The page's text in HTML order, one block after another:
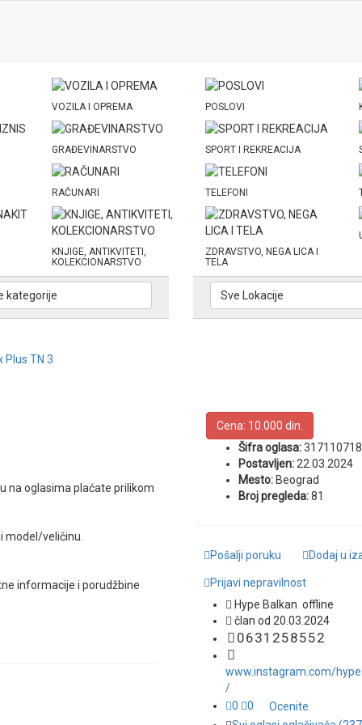
VOZILA I OPREMA POSLOVI
GRAĐEVINARSTVO SPORT I REKREACIJA
RAČUNARI TELEFONI
KNJIGE, ANTIKVITETI,
KOLEKCIONARSTVO
ZDRAVSTVO, NEGA LICA I
TELA
kategorije Sve Lokacije
Plus TN 3
na oglasima plaćate prilikom
model/veličinu.
informacije i porudžbine
Cena: 10.000 din.
Šifra oglasa:
Postavljen: 22.03.2024
Mesto: Beograd
Broj pregleda:81
Pošalji poruku Dodaj u
Prijavi nepravilnost
Hype Balkan offline
član od 20.03.2024
0631 258552
www.instagram.com/
/
0
0
Ocenite